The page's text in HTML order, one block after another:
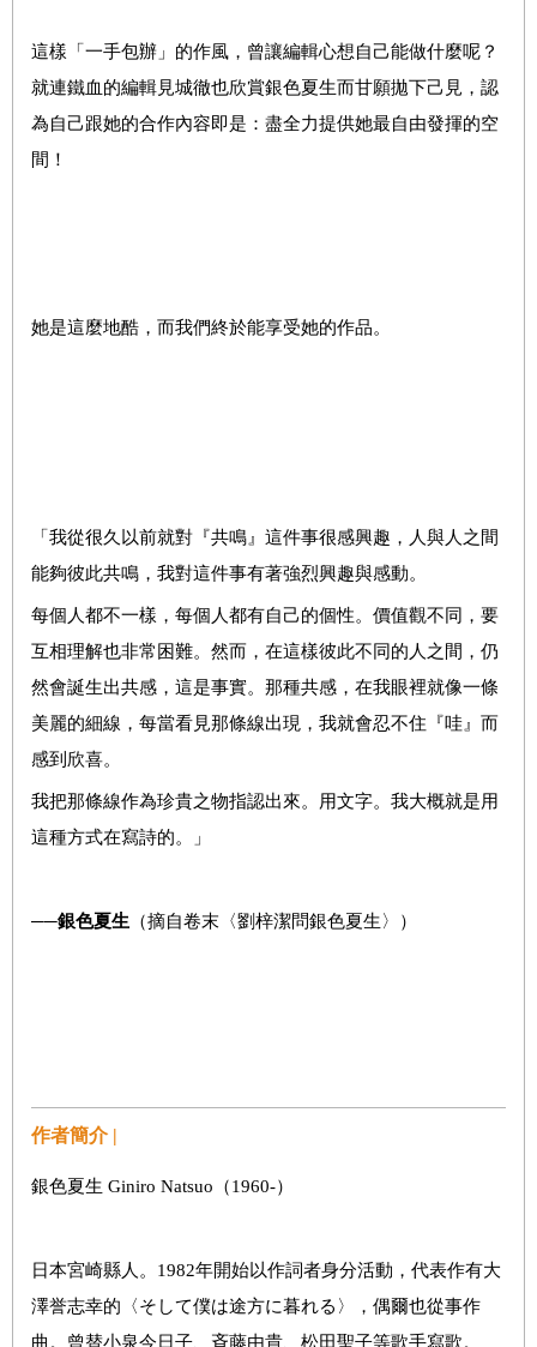
這樣「一手包辦」的作風，曾讓編輯心想自己能做什麼呢？
就連鐵血的編輯見城徹也欣賞銀色夏生而甘願拋下己見，認
為自己跟她的合作內容即是：盡全力提供她最自由發揮的空
間！
她是這麼地酷，而我們終於能享受她的作品。
「我從很久以前就對『共鳴』這件事很感興趣，人與人之間
能夠彼此共鳴，我對這件事有著強烈興趣與感動。
每個人都不一樣，每個人都有自己的個性。價值觀不同，要
互相理解也非常困難。然而，在這樣彼此不同的人之間，仍
然會誕生出共感，這是事實。那種共感，在我眼裡就像一條
美麗的細線，每當看見那條線出現，我就會忍不住『哇』而
感到欣喜。
我把那條線作為珍貴之物指認出來。用文字。我大概就是用
這種方式在寫詩的。」
──銀色夏生 （摘自卷末〈劉梓潔問銀色夏生〉）
作者簡介 |
銀色夏生 Giniro Natsuo（1960-）
日本宮崎縣人。1982年開始以作詞者身分活動，代表作有大
澤誉志幸的〈そして僕は途方に暮れる〉，偶爾也從事作
曲。曾替小泉今日子、斉藤由貴、松田聖子等歌手寫歌。